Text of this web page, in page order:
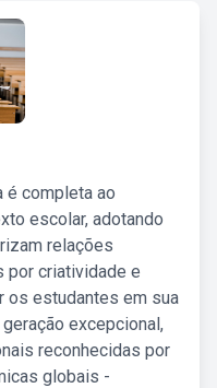
é completa ao
escolar, adotando
relações
por criatividade e
os estudantes em sua
excepcional,
reconhecidas por
globais -